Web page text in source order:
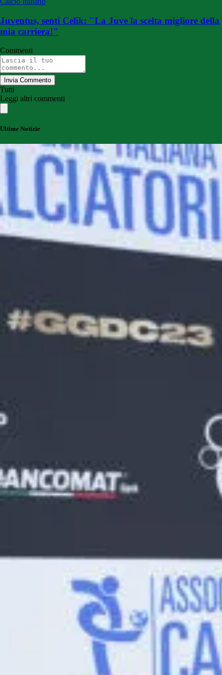
Juventus, senti Celik: "La Juve la scelta migliore della
mia carriera!"
Commenti
Invia Commento
Tutti
Leggi altri commenti
Ultime Notizie